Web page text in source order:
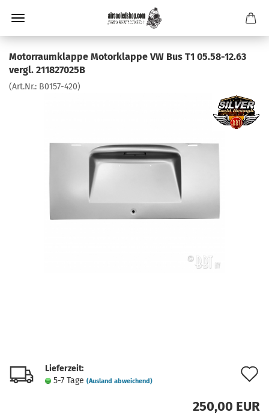
Motorraumklappe Motorklappe VW Bus T1 05.58-12.63
vergl. 211827025B
(Art.Nr.: B0157-420)
Lieferzeit:
5-7 Tage (Ausland abweichend)
250,00 EUR